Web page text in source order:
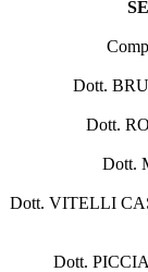
Dott.
Dott.
Dott.
Dott. VITELLI
Dott.